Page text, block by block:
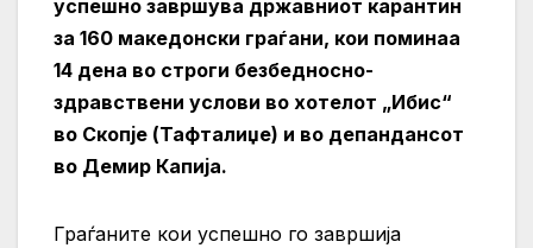
успешно завршува државниот карантин
за 160 македонски граѓани, кои поминаа
14 дена во строги безбедносно-
здравствени услови во хотелот „Ибис“
во Скопје (Тафталиџе) и во депандансот
во Демир Капија.
Граѓаните кои успешно го завршија